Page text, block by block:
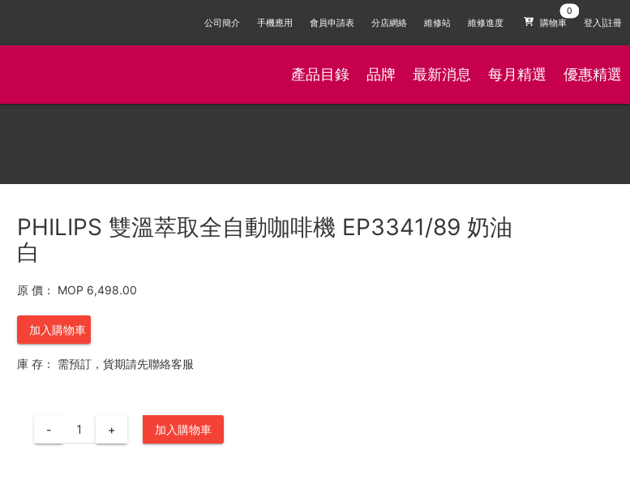
公司簡介 手機應用 會員申請表 分店網絡 維修站 維修進度 購物車 登入|註冊
產品目錄 品牌 最新消息 每月精選 優惠精選
PHILIPS 雙溫萃取全自動咖啡機 EP3341/89 奶油
白
原 價： MOP 6,498.00
加入購物車
庫 存： 需預訂，貨期請先聯絡客服
- + 加入購物車